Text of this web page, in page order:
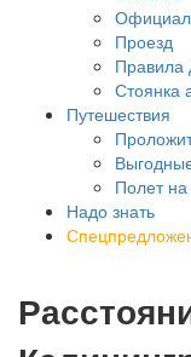
Проезд
Правила
Стоянка
Путешествия
Полет
Надо знать